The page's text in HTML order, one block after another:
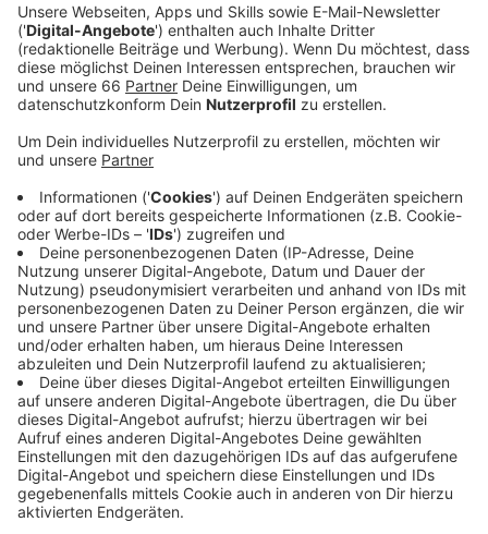
Ricarda-Huch-Straße auf den Weg gebracht.
Veröffentlicht:Mittwoch, 25.10.2023 12:53
Anzeige
Kriegsflüchtlinge aus der Ukraine untergebracht
werden. Die Stadt hat das Objekt zunächst für zwölf
Jahre angemietet. Damit spare die Stadt Geld, so die
zuständige Dezernentin Miriam Koch. Denn: Die
Unterbringung von Geflüchteten in kurzfristig
angemieteten Hotels sei mehr als doppelt so teuer.
Seit März vergangenen Jahres (2022) sind in unserer
Stadt über 9.000 (9.127) ukrainische Kriegsflüchtlinge
gemeldet. Derzeit leben 2.671 davon in angemieteten
Hotels. 236 Kriegsgeflüchtete aus der Ukraine und
2.873 Geflüchtete aus anderen Herkunftsländern
leben in städtischen Unterkünften.